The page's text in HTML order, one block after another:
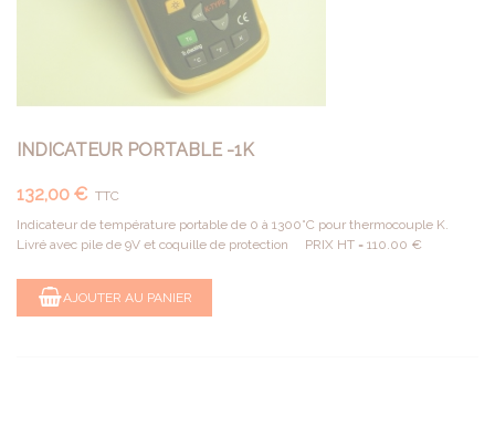
INDICATEUR PORTABLE -1K
132,00 € TTC
Indicateur de température portable de 0 à 1300°C pour thermocouple K.
Livré avec pile de 9V et coquille de protection PRIX HT = 110.00 €
AJOUTER AU PANIER